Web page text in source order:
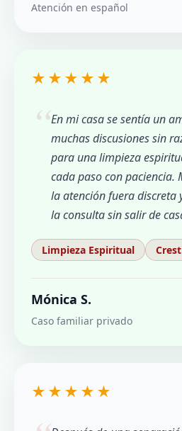
Atención en español
★★★★★
En mi casa se sentía un
muchas discusiones sin
para una limpieza
cada paso con paciencia.
la atención fuera discreta
la consulta sin salir de
Limpieza Espiritual
Mónica S.
Caso familiar privado
★★★★★